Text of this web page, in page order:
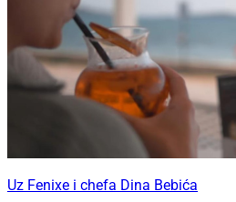
Uz Fenixe i chefa Dina Bebića